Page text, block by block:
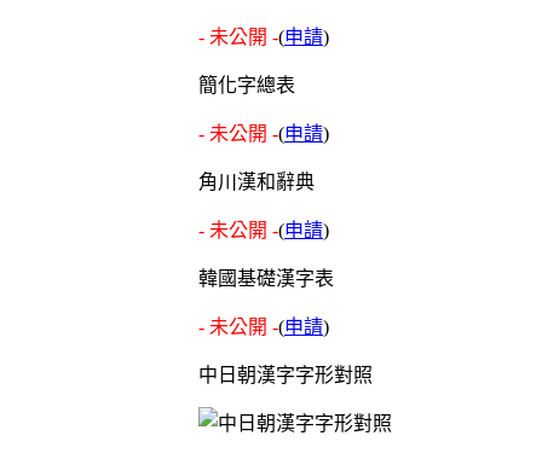
- 未公開 -(申請)
簡化字總表
- 未公開 -(申請)
角川漢和辭典
- 未公開 -(申請)
韓國基礎漢字表
- 未公開 -(申請)
中日朝漢字字形對照